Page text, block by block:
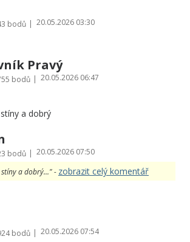
bodů | 20.05.2026 03:30
Pravý
bodů | 20.05.2026 06:47
a dobrý
bodů | 20.05.2026 07:50
a dobrý..." - zobrazit celý komentář
bodů | 20.05.2026 07:54